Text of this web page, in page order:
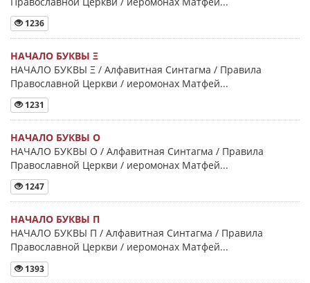
1236
НАЧАЛО БУКВЫ Ξ
НАЧАЛО БУКВЫ Ξ / Алфавитная Синтагма / Правила
Православной Церкви / иеромонах Матфей...
1231
НАЧАЛО БУКВЫ Ο
НАЧАЛО БУКВЫ Ο / Алфавитная Синтагма / Правила
Православной Церкви / иеромонах Матфей...
1247
НАЧАЛО БУКВЫ Π
НАЧАЛО БУКВЫ Π / Алфавитная Синтагма / Правила
Православной Церкви / иеромонах Матфей...
1393